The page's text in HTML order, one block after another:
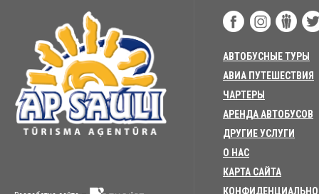
АВТОБУСНЫЕ ТУРЫ
АВИА ПУТЕШЕСТВИЯ
ЧАРТЕРЫ
АРЕНДА АВТОБУСОВ
ДРУГИЕ УСЛУГИ
О НАС
КАРТА САЙТА